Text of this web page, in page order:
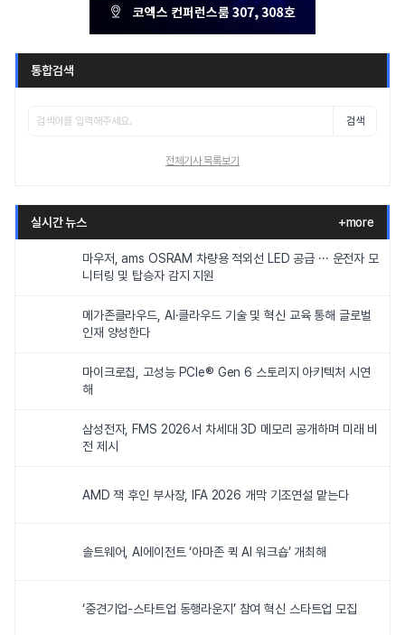
통합검색
검색
전체기사 목록보기
실시간 뉴스 +more
마우저, ams OSRAM 차량용 적외선 LED 공급 ··· 운전자 모
니터링 및 탑승자 감지 지원
메가존클라우드, AI·클라우드 기술 및 혁신 교육 통해 글로벌
인재 양성한다
마이크로칩, 고성능 PCIe® Gen 6 스토리지 아키텍처 시연
해
삼성전자, FMS 2026서 차세대 3D 메모리 공개하며 미래 비
전 제시
AMD 잭 후인 부사장, IFA 2026 개막 기조연설 맡는다
솔트웨어, AI에이전트 ‘아마존 퀵 AI 워크숍’ 개최해
‘중견기업-스타트업 동행라운지’ 참여 혁신 스타트업 모집